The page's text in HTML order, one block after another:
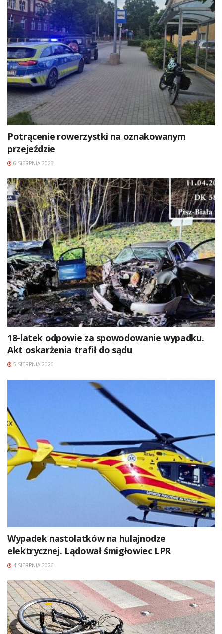
Potrącenie rowerzystki na oznakowanym
przejeździe
6 SIERPNIA 2026
18-latek odpowie za spowodowanie wypadku.
Akt oskarżenia trafił do sądu
5 SIERPNIA 2026
Wypadek nastolatków na hulajnodze
elektrycznej. Lądował śmigłowiec LPR
4 SIERPNIA 2026